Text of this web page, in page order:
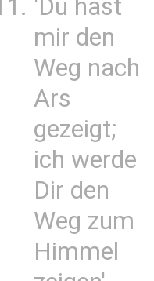
'Du hast
mir den
Weg nach
Ars
gezeigt;
ich werde
Dir den
Weg zum
Himmel